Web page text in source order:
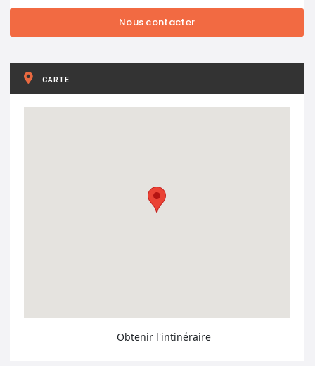
CARTE
Obtenir l'intinéraire